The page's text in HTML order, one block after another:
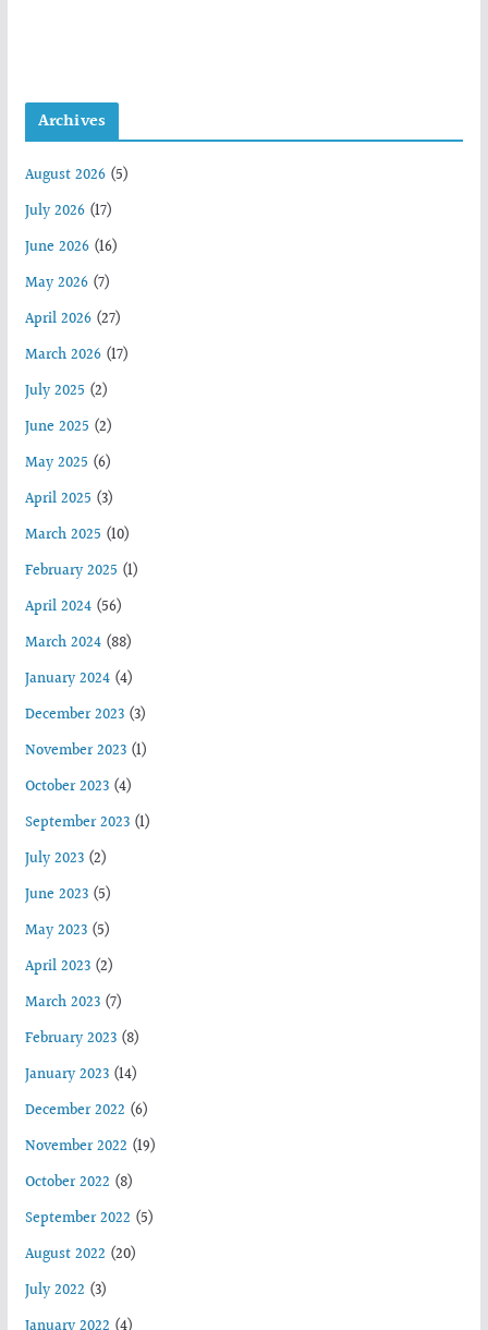
Archives
August 2026(5)
July 2026(17)
June 2026(16)
May 2026(7)
April 2026(27)
March 2026(17)
July 2025 (2)
June 2025 (2)
May 2025 (6)
April 2025 (3)
March 2025 (10)
February 2025 (1)
April 2024(56)
March 2024(88)
January 2024(4)
December 2023(3)
November 2023(1)
October 2023(4)
September 2023(1)
July 2023(2)
June 2023(5)
May 2023(5)
April 2023(2)
March 2023(7)
February 2023(8)
January 2023(14)
December 2022 (6)
November 2022 (19)
October 2022 (8)
September 2022 (5)
August 2022 (20)
July 2022 (3)